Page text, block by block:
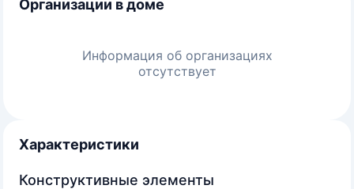
Организации в доме
Информация об организациях
отсутствует
Характеристики
Конструктивные элементы